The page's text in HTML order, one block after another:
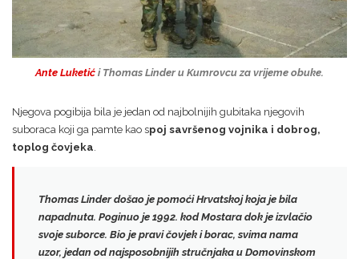
Ante Luketić i Thomas Linderu Kumrovcu za vrijeme obuke.
Njegova pogibija bila je jedan od najbolnijih gubitaka njegovih
suboraca koji ga pamte kao spoj savršenog vojnika i dobrog,
toplog čovjeka
Thomas Linder došao je pomoći Hrvatskoj koja je bila
napadnuta. Poginuo je 1992. kod Mostara dok je izvlačio
svoje suborce. Bio je pravi čovjek i borac, svima nama
uzor, jedan od najsposobnijih stručnjaka u Domovinskom